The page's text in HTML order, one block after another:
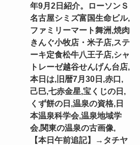
年9月2日紹介。ローソンＳ
名古屋シミズ富国生命ビル,
ファミリーマート舞洲,焼肉
きんぐ小牧店・米子店,ステ
ーキ定食松牛八王子店,シャ
トレーゼ越谷せんげん台店,
本日は,旧暦7月30日,赤口,
己巳,七赤金星,宝くじの日,
くず餅の日,温泉の資格,日
本温泉科学会,温泉地域学
会,関東の温泉の古画像,
【本日午前追記】→タチヤ